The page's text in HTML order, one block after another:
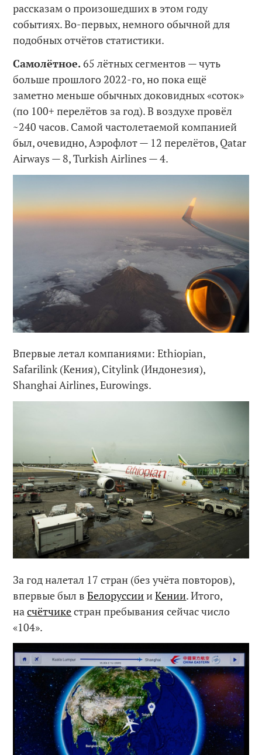
рассказам о произошедших в этом году
событиях. Во-первых, немного обычной для
подобных отчётов статистики.
Самолётное. 65 лётных сегментов — чуть
больше прошлого 2022-го, но пока ещё
заметно меньше обычных доковидных «соток»
(по 100+ перелётов за год). В воздухе провёл
~240 часов. Самой частолетаемой компанией
был, очевидно, Аэрофлот — 12 перелётов, Qatar
Airways — 8, Turkish Airlines — 4.
Впервые летал компаниями: Ethiopian,
Safarilink (Кения), Citylink (Индонезия),
Shanghai Airlines, Eurowings.
За год налетал 17 стран (без учёта повторов),
впервые был вБелоруссиииКении. Итого,
насчётчикестран пребывания сейчас число
«104».